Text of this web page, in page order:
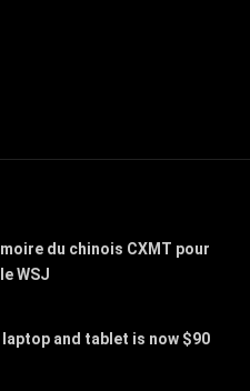
du chinois CXMT pour
WSJ
and tablet is now $90